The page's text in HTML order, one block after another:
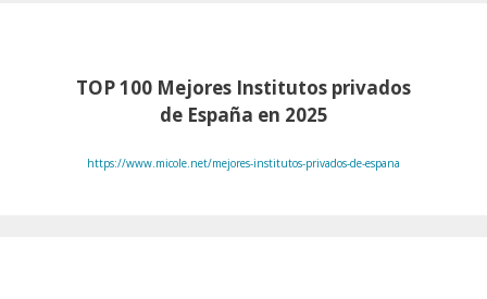
TOP 100 Mejores Institutos privados
de España en 2025
https://www.micole.net/mejores-institutos-privados-de-espana